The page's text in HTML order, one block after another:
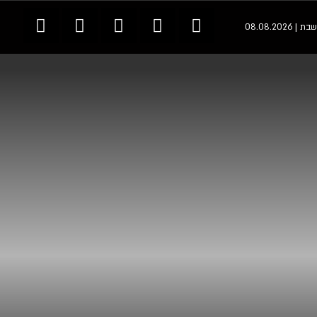
שבת | 08.08.2026